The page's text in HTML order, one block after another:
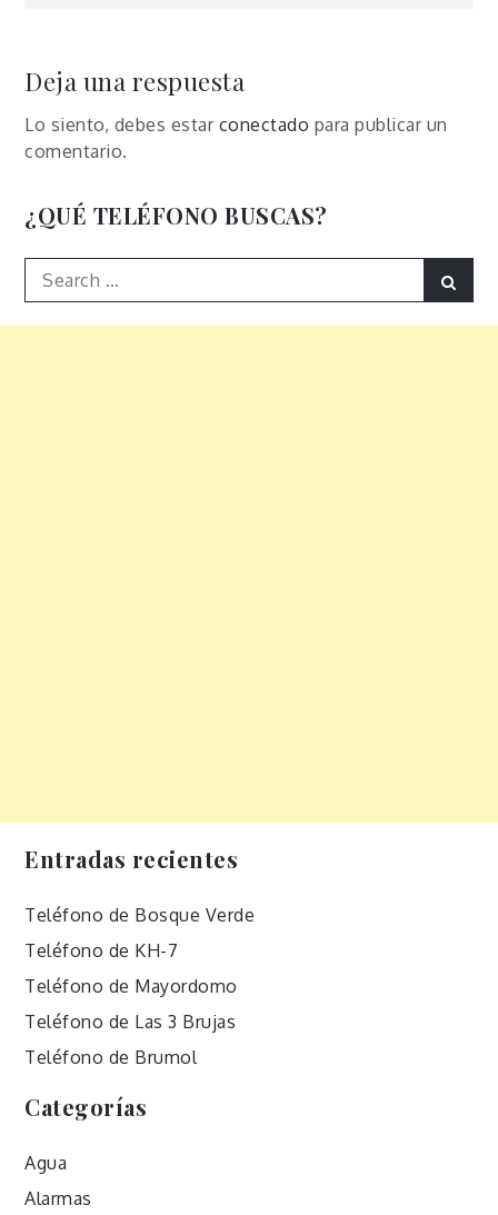
entradas
Deja una respuesta
Lo siento, debes estar conectado para publicar un
comentario.
¿QUÉ TELÉFONO BUSCAS?
Search
for:
Entradas recientes
Teléfono de Bosque Verde
Teléfono de KH-7
Teléfono de Mayordomo
Teléfono de Las 3 Brujas
Teléfono de Brumol
Categorías
Agua
Alarmas